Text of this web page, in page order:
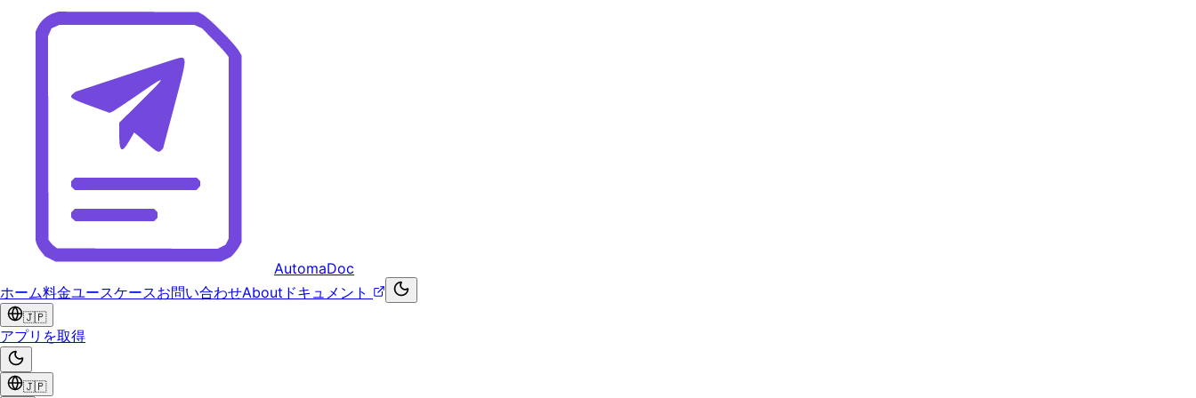
AutomaDoc
ホーム料金ユースケースお問い合わせAbout ドキュメント
🇯🇵
アプリを取得
🇯🇵